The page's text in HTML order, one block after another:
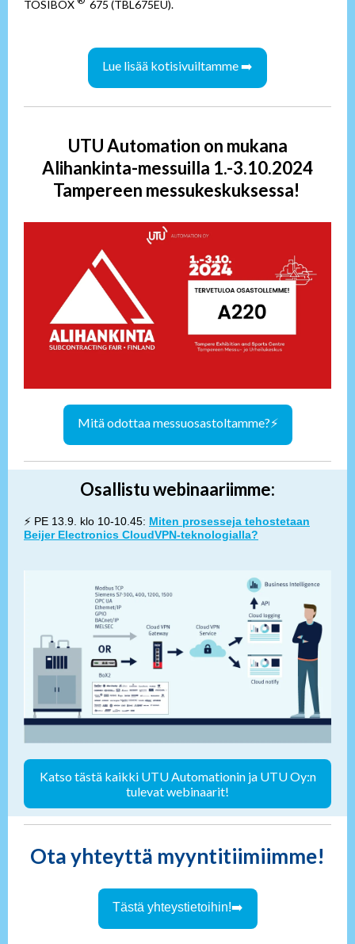
TOSIBOX
675 (TBL675EU).
Lue lisää kotisivuiltamme ➡️
UTU Automation on mukana
Alihankinta-messuilla 1.-3.10.2024
Tampereen messukeskuksessa!
Mitä odottaa messuosastoltamme?⚡
Osallistu webinaariimme:
⚡ PE 13.9. klo 10-10.45: Miten prosesseja tehostetaan
Beijer Electronics CloudVPN-teknologialla?
Katso tästä kaikki UTU Automationin ja UTU Oy:n
tulevat webinaarit!
Ota yhteyttä myyntitiimiimme!
Tästä yhteystietoihin!➡️